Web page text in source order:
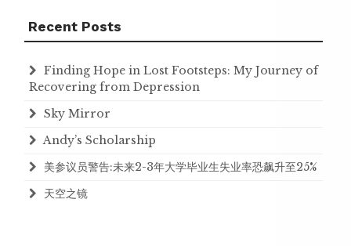
Recent Posts
Finding Hope in Lost Footsteps: My Journey of
Recovering from Depression
Sky Mirror
Andy’s Scholarship
美参议员警告:未来2-3年大学毕业生失业率恐飙升至25%
天空之镜